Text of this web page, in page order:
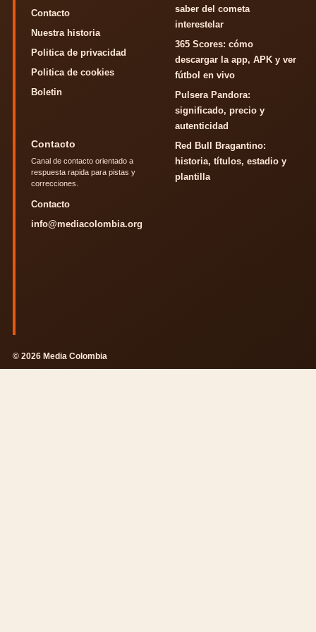
Contacto
Nuestra historia
Politica de privacidad
Politica de cookies
Boletin
saber del cometa
interestelar
365 Scores: cómo
descargar la app, APK y ver
fútbol en vivo
Pulsera Pandora:
significado, precio y
autenticidad
Red Bull Bragantino:
historia, títulos, estadio y
plantilla
Contacto
Canal de contacto orientado a
respuesta rapida para pistas y
correcciones.
Contacto
info@mediacolombia.org
© 2026 Media Colombia